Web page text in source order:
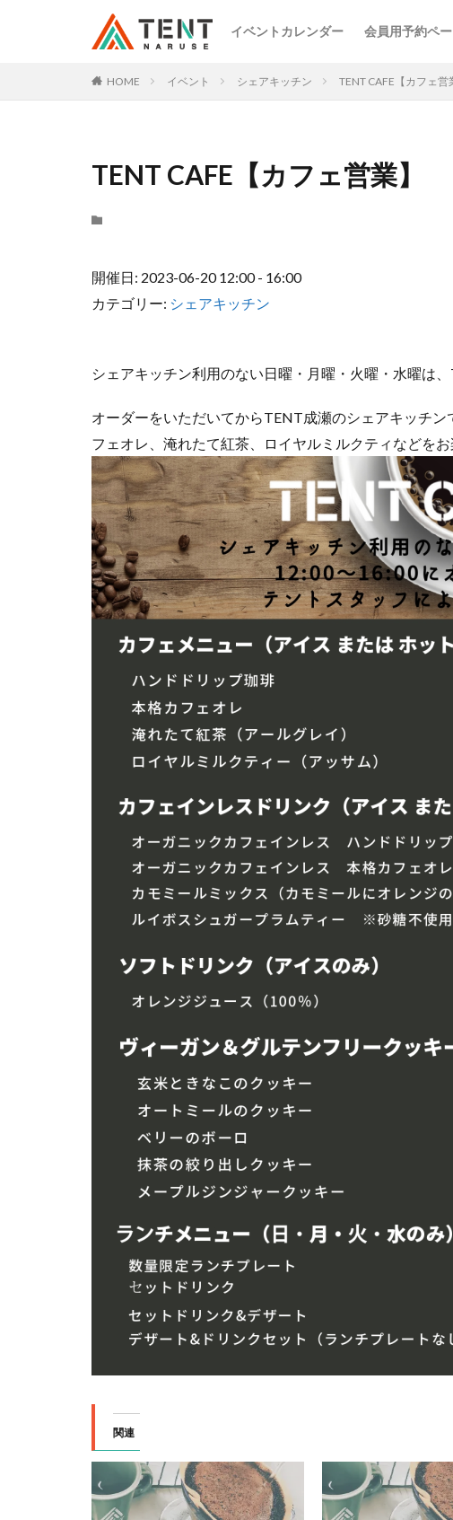
イベントカレンダー 会員用予約ペ
HOME イベント シェアキッチン TENT CAFE【カフェ営
TENT CAFE【カフェ営業】
開催日: 2023-06-20 12:00 - 16:00
カテゴリー: シェアキッチン
シェアキッチン利用のない日曜・月曜・火曜・水曜は
オーダーをいただいてからTENT成瀬のシェアキッチ
フェオレ、淹れたて紅茶、ロイヤルミルクティなどをお
関連